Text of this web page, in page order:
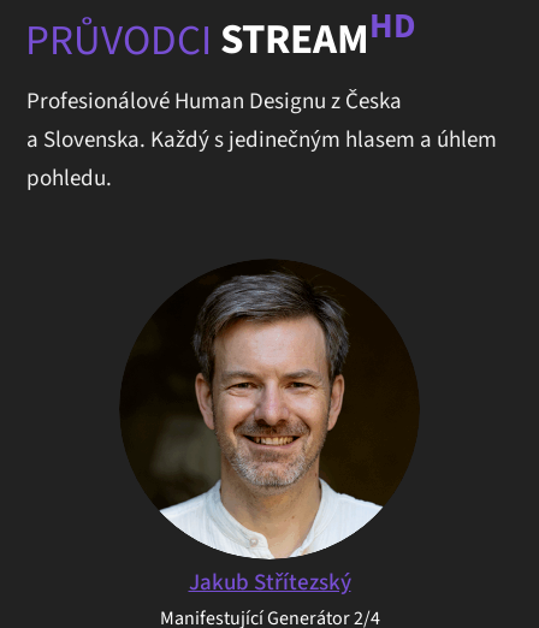
PRŮVODCI STREAMHD
Profesionálové Human Designu z Česka
a Slovenska. Každý s jedinečným hlasem a úhlem
pohledu.
Jakub Střítezský
Manifestující Generátor 2/4